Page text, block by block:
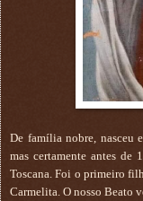
De família nobre, nasceu
mas certamente antes
Toscana. Foi o primeiro
Carmelita. O nosso Beato